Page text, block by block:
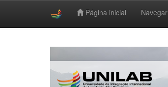
Página inicial Navegar